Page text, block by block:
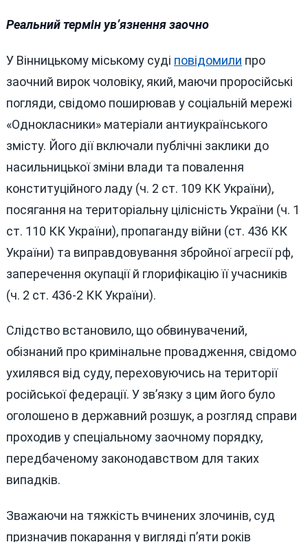
Реальний термін ув’язнення заочно
У Вінницькому міському суді повідомили про
заочний вирок чоловіку, який, маючи проросійські
погляди, свідомо поширював у соціальній мережі
«Однокласники» матеріали антиукраїнського
змісту. Його дії включали публічні заклики до
насильницької зміни влади та повалення
конституційного ладу (ч. 2 ст. 109 КК України),
посягання на територіальну цілісність України (ч. 1
ст. 110 КК України), пропаганду війни (ст. 436 КК
України) та виправдовування збройної агресії рф,
заперечення окупації й глорифікацію її учасників
(ч. 2 ст. 436-2 КК України).
Слідство встановило, що обвинувачений,
обізнаний про кримінальне провадження, свідомо
ухилявся від суду, переховуючись на території
російської федерації. У зв’язку з цим його було
оголошено в державний розшук, а розгляд справи
проходив у спеціальному заочному порядку,
передбаченому законодавством для таких
випадків.
Зважаючи на тяжкість вчинених злочинів, суд
призначив покарання у вигляді п’яти років